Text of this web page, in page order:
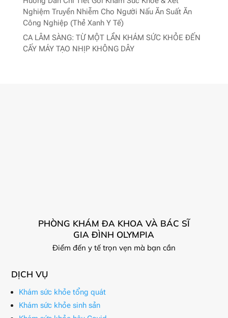
Nghiệm Truyền Nhiễm Cho Người Nấu Ăn Suất Ăn
Công Nghiệp (Thẻ Xanh Y Tế)
CA LÂM SÀNG: TỪ MỘT LẦN KHÁM SỨC KHỎE ĐẾN
CẤY MÁY TẠO NHỊP KHÔNG DÂY
PHÒNG KHÁM ĐA KHOA VÀ BÁC SĨ
GIA ĐÌNH OLYMPIA
Điểm đến y tế trọn vẹn mà bạn cần
DỊCH VỤ
Khám sức khỏe tổng quát
Khám sức khỏe sinh sản